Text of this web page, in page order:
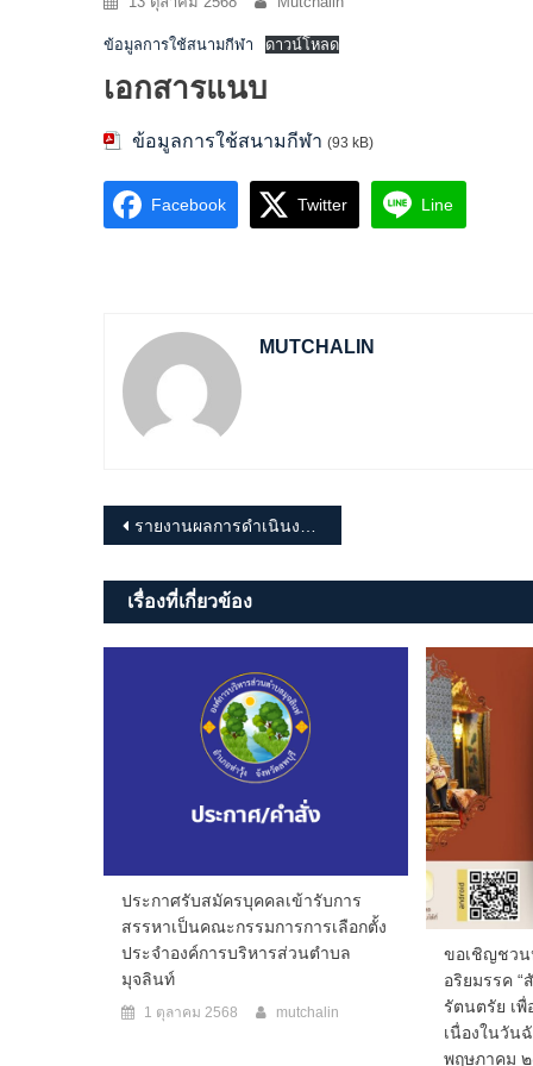
ข้อมูลการใช้สนามกีฬา ดาวน์โหลด
เอกสารแนบ
ข้อมูลการใช้สนามกีฬา (93 kB)
Facebook Twitter Line
MUTCHALIN
แนะแนว
เรื่อง
รายงานผลการดำเนินงาน ตามแผนการดำเนินงาน ประจำปีงบประมาณ พ.ศ.2568
เรื่องที่เกี่ยวข้อง
ประกาศรับสมัครบุคคลเข้ารับการ
สรรหาเป็นคณะกรรมการการเลือกตั้ง
ประจำองค์การบริหารส่วนตำบล
มุจลินท์
1 ตุลาคม 2568 mutchalin
ขอเชิญชวน
อริยมรรค “
รัตนตรัย เพื่
เนื่องในวัน
พฤษภาคม